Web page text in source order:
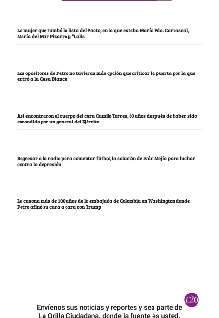
La mujer que tumbó la lista del Pacto, en la que estaba María Fda. Carrascal,
María del Mar Pizarro y “Lalis
Los opositores de Petro no tuvieron más opción que criticar la puerta por la que
entró a la Casa Blanca
Así encontraron el cuerpo del cura Camilo Torres, 60 años después de haber sido
escondido por un general del Ejército
Regresar a la radio para comentar fútbol, la solución de Iván Mejía para luchar
contra la depresión
La casona más de 100 años de la embajada de Colombia en Washington donde
Petro afinó su cara a cara con Trump